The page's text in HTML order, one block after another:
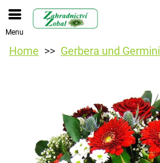
Menu
Home Gerbera und Germini